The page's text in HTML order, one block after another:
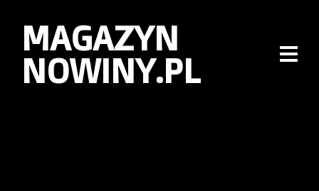
MAGAZYN
NOWINY.PL